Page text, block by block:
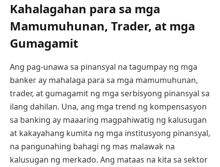
Kahalagahan para sa mga
Mamumuhunan, Trader, at mga
Gumagamit
Ang pag-unawa sa pinansyal na tagumpay ng mga
banker ay mahalaga para sa mga mamumuhunan,
trader, at gumagamit ng mga serbisyong pinansyal sa
ilang dahilan. Una, ang mga trend ng kompensasyon
sa banking ay maaaring magpahiwatig ng kalusugan
at kakayahang kumita ng mga institusyong pinansyal,
na pangunahing bahagi ng mas malawak na
kalusugan ng merkado. Ang mataas na kita sa sektor